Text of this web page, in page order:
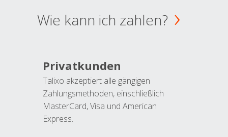
Wie kann ich zahlen?
Privatkunden
Talixo akzeptiert alle gängigen
Zahlungsmethoden, einschließlich
MasterCard, Visa und American
Express.